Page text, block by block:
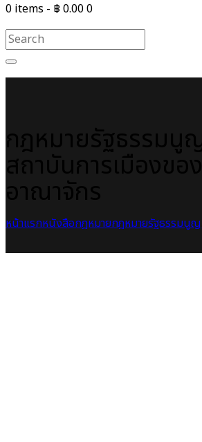
0 items - ฿ 0.000
หน้าแรกหนังสือกฎหมายกฎหมายรัฐธรรมนูญ